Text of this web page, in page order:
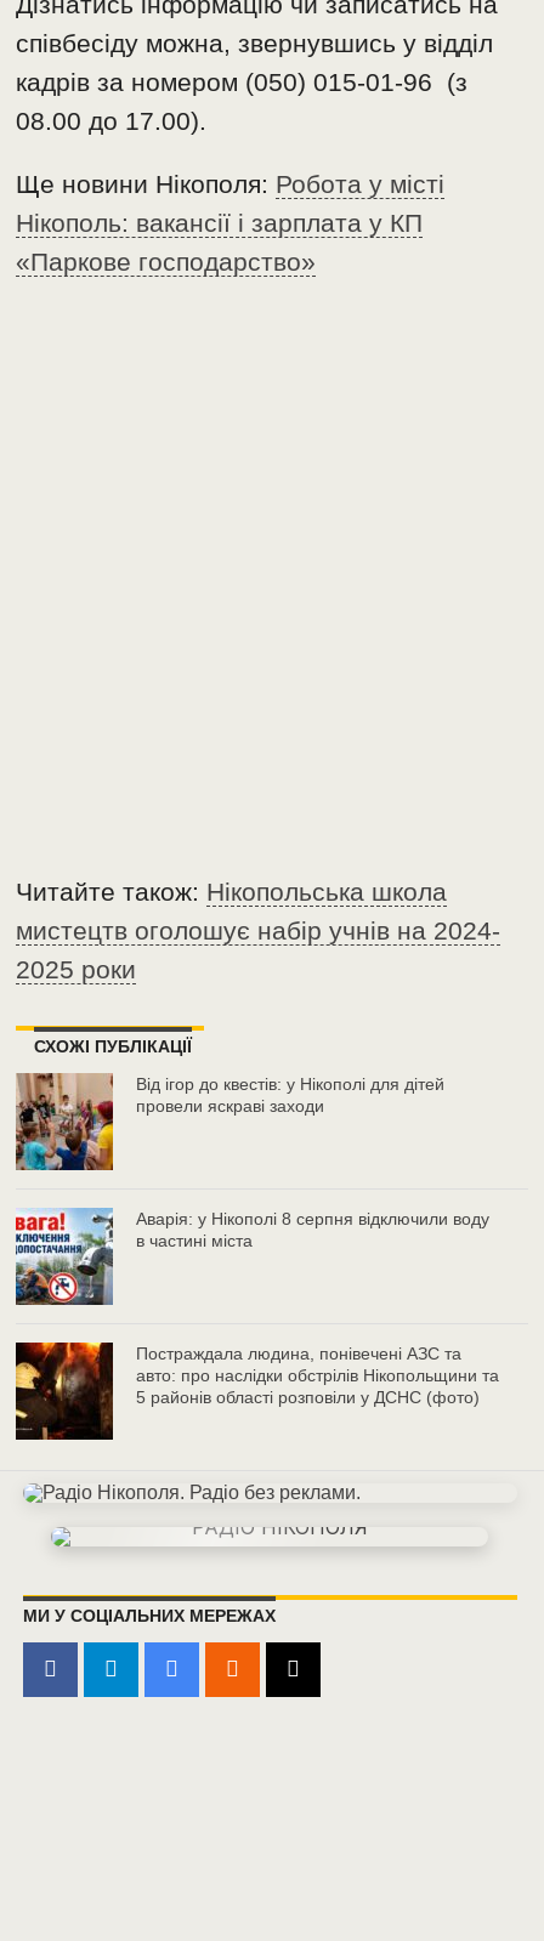
співбесіду можна, звернувшись у відділ
кадрів за номером (050) 015-01-96 (з
08.00 до 17.00).
Ще новини Нікополя: Робота у місті
Нікополь: вакансії і зарплата у КП
«Паркове господарство»
Читайте також: Нікопольська школа
мистецтв оголошує набір учнів на 2024-
2025 роки
СХОЖІ ПУБЛІКАЦІЇ
Від ігор до квестів: у Нікополі для дітей
провели яскраві заходи
Аварія: у Нікополі 8 серпня відключили воду
в частині міста
Постраждала людина, понівечені АЗС та
авто: про наслідки обстрілів Нікопольщини та
5 районів області розповіли у ДСНС (фото)
МИ У СОЦІАЛЬНИХ МЕРЕЖАХ